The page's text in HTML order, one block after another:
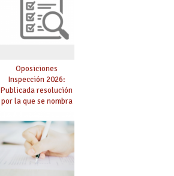
Oposiciones
Inspección 2026:
Publicada resolución
por la que se nombra
prácticas, se regulan
dichas prácticas y se
convoca acto público
de adjudicación